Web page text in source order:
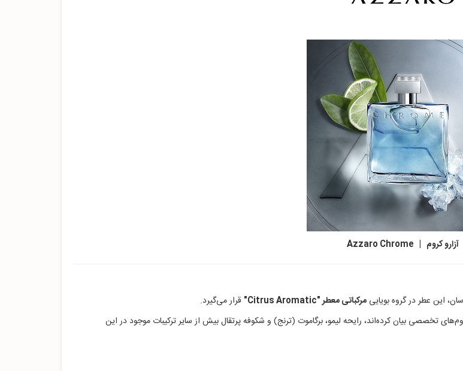
آزارو كروم | Azzaro Chrome
این عطر در گروه بویایی مرکباتی معطر "Citrus Aromatic " قرار می‌گیرد.
تخصصی بیان کرده‌اند، رایحه لیمو، برگاموت (ترنج) و شکوفه پرتقال بیش از سایر ترکیبات موجود در این